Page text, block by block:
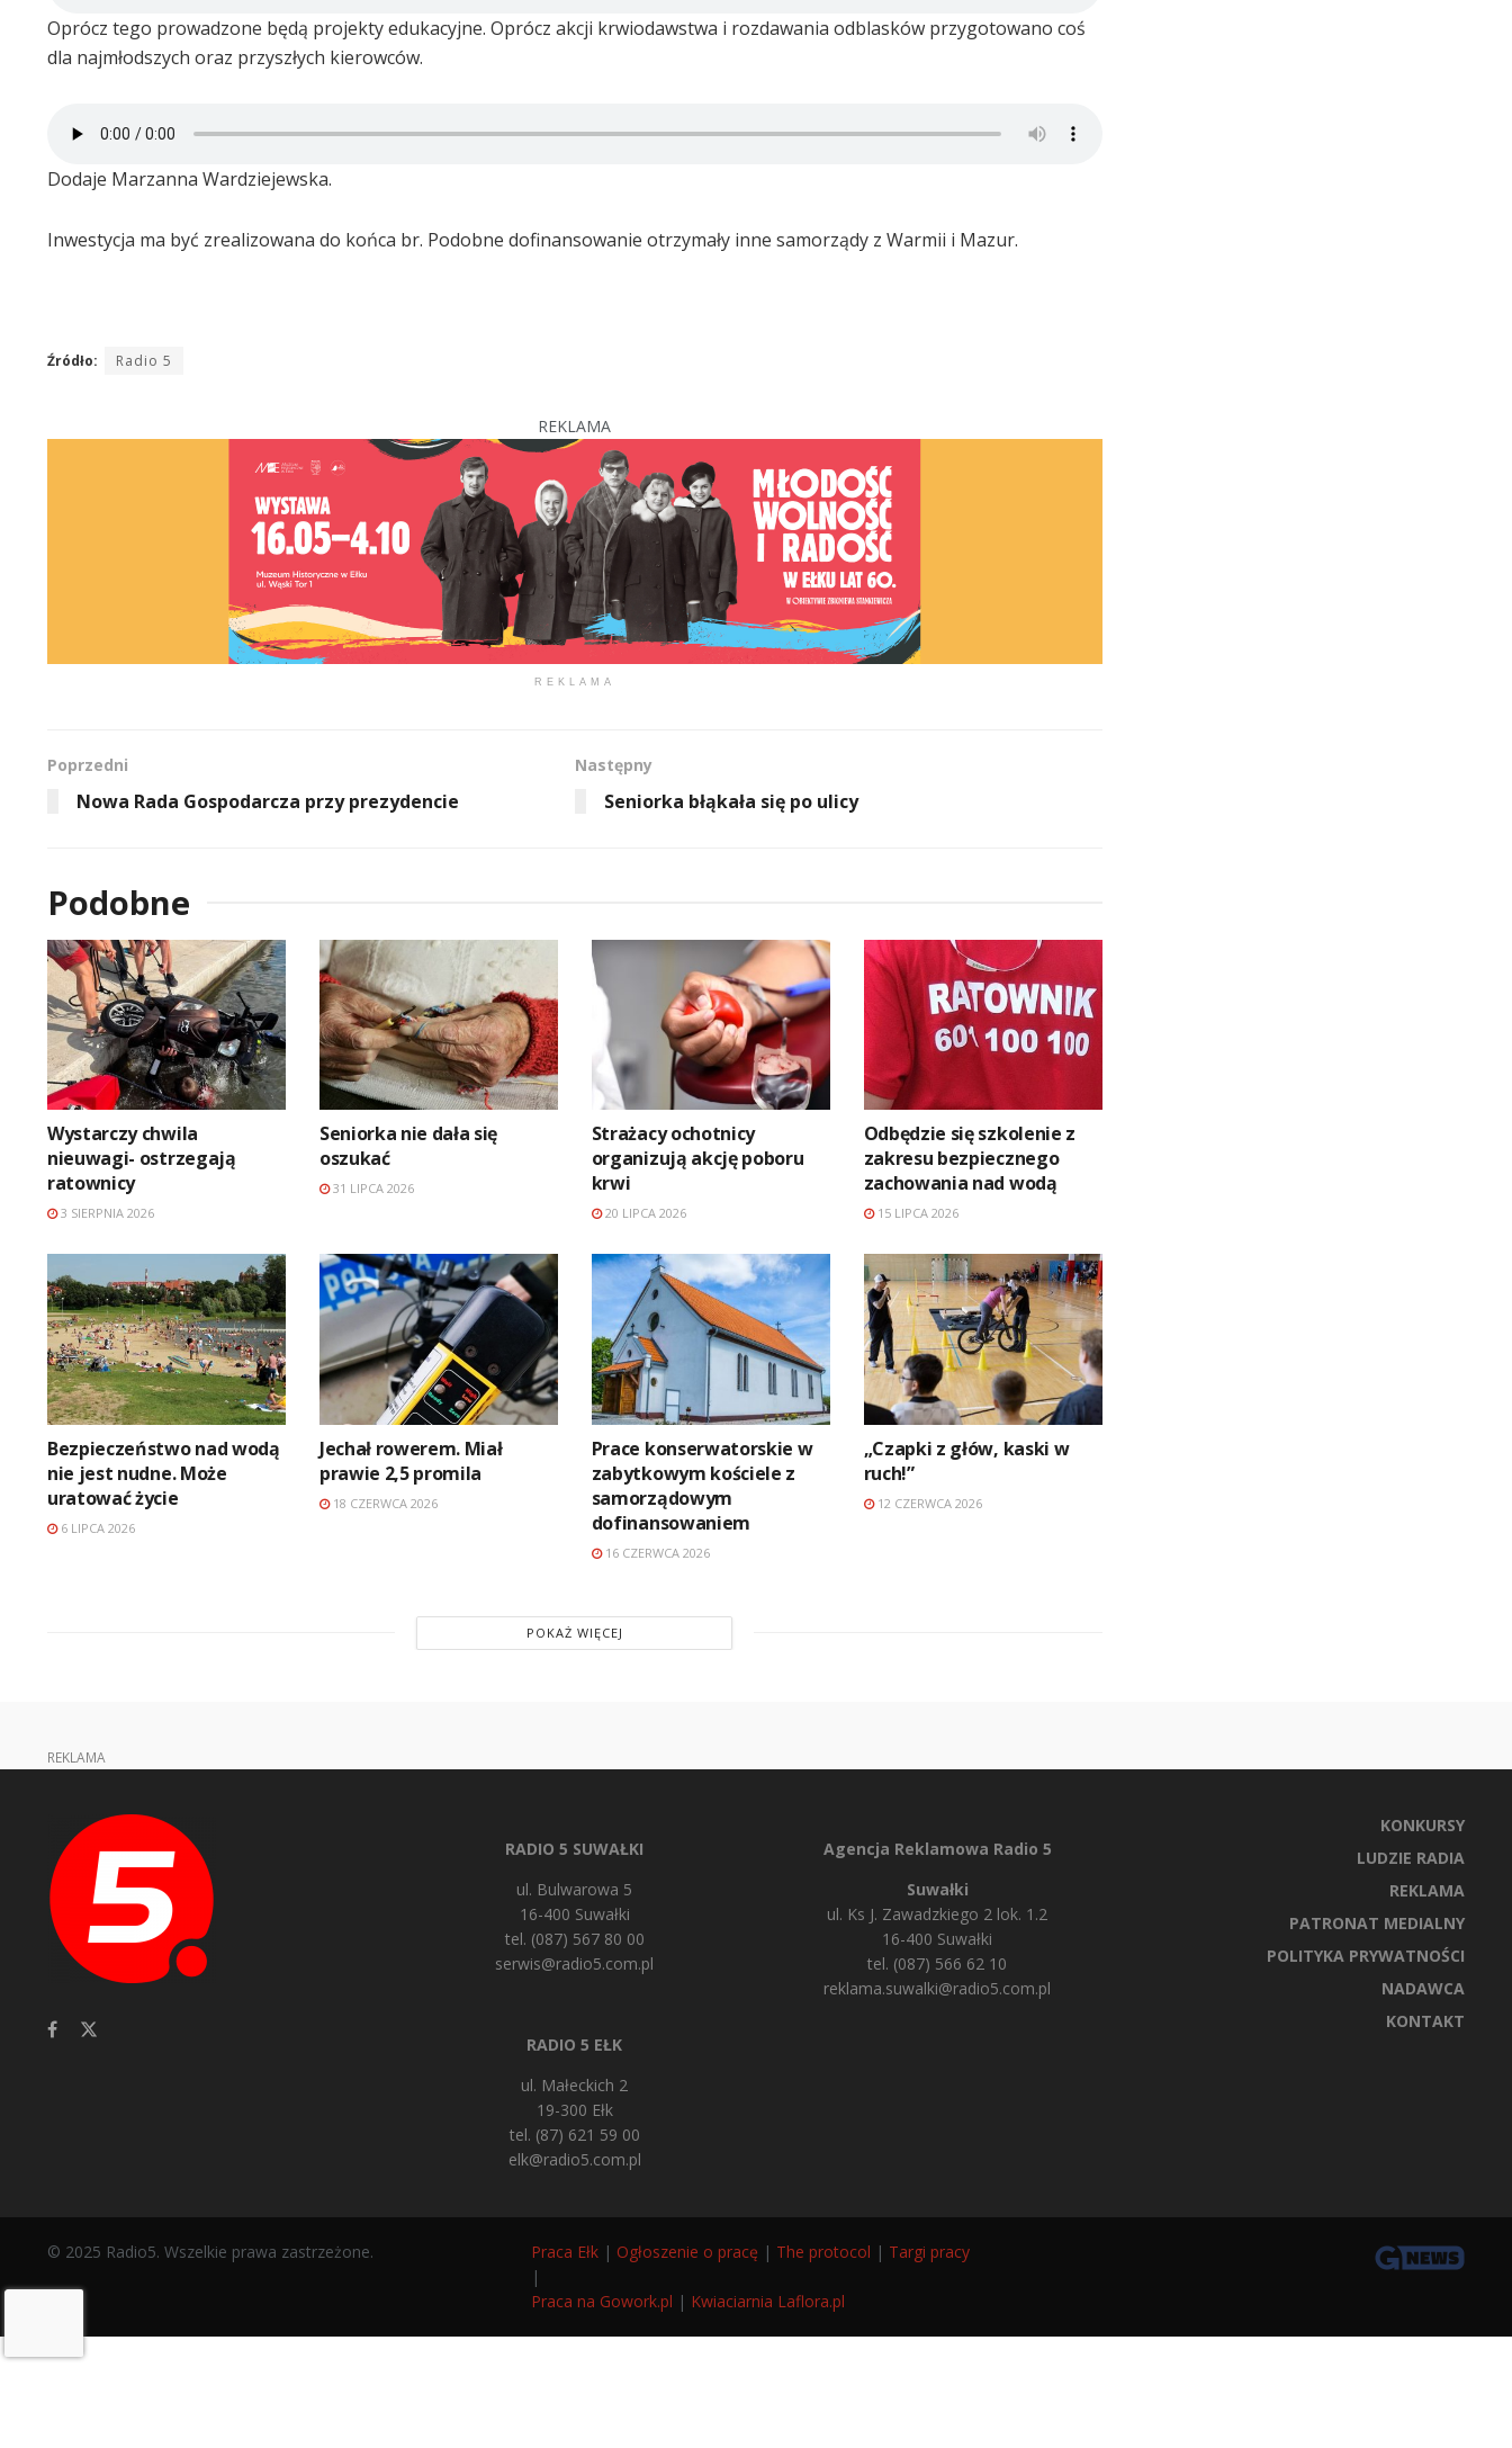
Oprócz tego prowadzone będą projekty edukacyjne. Oprócz akcji krwiodawstwa i rozdawania odblasków przygotowano coś
dla najmłodszych oraz przyszłych kierowców.
Dodaje Marzanna Wardziejewska.
Inwestycja ma być zrealizowana do końca br. Podobne dofinansowanie otrzymały inne samorządy z Warmii i Mazur.
Źródło: Radio 5
REKLAMA
REKLAMA
Poprzedni
Nowa Rada Gospodarcza przy prezydencie
Następny
Seniorka błąkała się po ulicy
Podobne
Wystarczy chwila
nieuwagi- ostrzegają
ratownicy
3 SIERPNIA 2026
Seniorka nie dała się
oszukać
31 LIPCA 2026
Strażacy ochotnicy
organizują akcję poboru
krwi
20 LIPCA 2026
Odbędzie się szkolenie z
zakresu bezpiecznego
zachowania nad wodą
15 LIPCA 2026
Bezpieczeństwo nad wodą
nie jest nudne. Może
uratować życie
6 LIPCA 2026
Jechał rowerem. Miał
prawie 2,5 promila
18 CZERWCA 2026
Prace konserwatorskie w
zabytkowym kościele z
samorządowym
dofinansowaniem
16 CZERWCA 2026
„Czapki z głów, kaski w
ruch!”
12 CZERWCA 2026
POKAŻ WIĘCEJ
REKLAMA
RADIO 5 SUWAŁKI
ul. Bulwarowa 5
16-400 Suwałki
tel. (087) 567 80 00
serwis@radio5.com.pl
RADIO 5 EŁK
ul. Małeckich 2
19-300 Ełk
tel. (87) 621 59 00
elk@radio5.com.pl
Agencja Reklamowa Radio 5
Suwałki
ul. Ks J. Zawadzkiego 2 lok. 1.2
16-400 Suwałki
tel. (087) 566 62 10
reklama.suwalki@radio5.com.pl
KONKURSY
LUDZIE RADIA
REKLAMA
PATRONAT MEDIALNY
POLITYKA PRYWATNOŚCI
NADAWCA
KONTAKT
© 2025 Radio5. Wszelkie prawa zastrzeżone. Praca Ełk | Ogłoszenie o pracę | The protocol | Targi pracy
|
Praca na Gowork.pl | Kwiaciarnia Laflora.pl